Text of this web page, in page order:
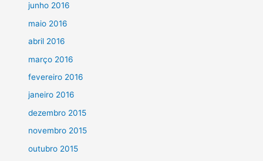
junho 2016
maio 2016
abril 2016
março 2016
fevereiro 2016
janeiro 2016
dezembro 2015
novembro 2015
outubro 2015